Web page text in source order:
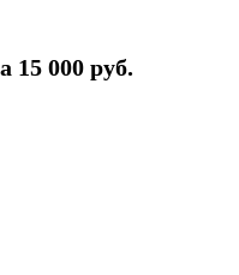
15 000 руб.